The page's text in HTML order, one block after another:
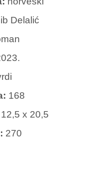
Delalić
168
12,5 x 20,5
270